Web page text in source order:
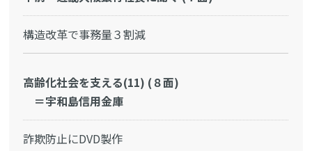
構造改革で事務量３割減
高齢化社会を支える(11) (８面)
＝宇和島信用金庫
詐欺防止にDVD製作